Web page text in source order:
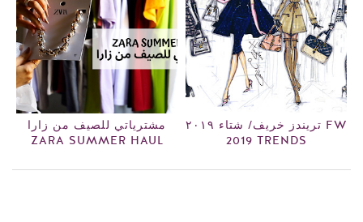
مشترياتي للصيف من زارا
ZARA SUMMER HAUL
تريندز خريف/ شتاء ٢٠١٩ FW
2019 TRENDS